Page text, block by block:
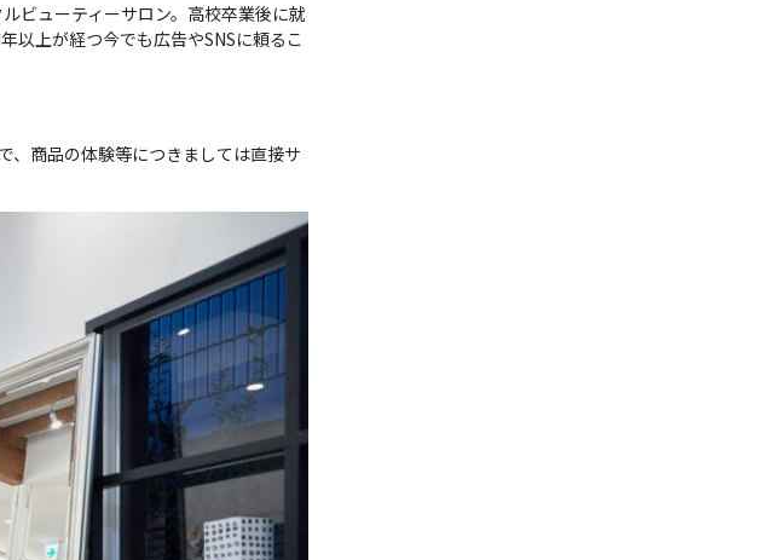
ビューティーサロン。高校卒業後に就
以上が経つ今でも広告やSNSに頼るこ
、商品の体験等につきましては直接サ